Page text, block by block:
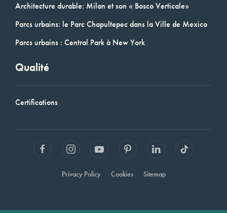
Architecture durable: Milan et son « Bosco Verticale»
Parcs urbains: le Parc Chapultepec dans la Ville de Mexico
Parcs urbains : Central Park à New York
Qualité
Certifications
Privacy Policy Cookies Sitemap